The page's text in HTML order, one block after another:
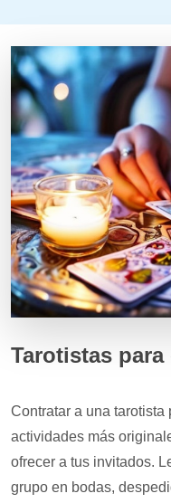
Tarotistas
Contratar a una
actividades más
ofrecer a tus invitados.
grupo en bodas,